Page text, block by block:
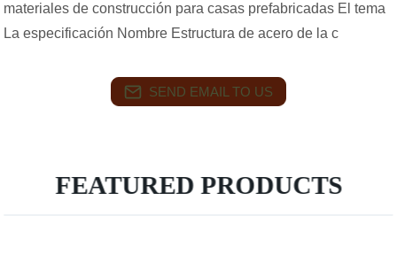
materiales de construcción para casas prefabricadas El tema
La especificación Nombre Estructura de acero de la c
SEND EMAIL TO US
FEATURED PRODUCTS